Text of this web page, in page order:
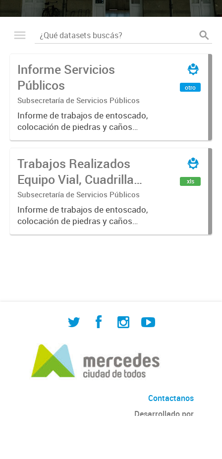
Informe Servicios
Públicos
Subsecretaría de Servicios Públicos
Informe de trabajos de entoscado,
colocación de piedras y caños
(zanjeo - cruce de calles) Informe
construcción, colocación de tapa
registro, reparación...
otro
Trabajos Realizados
Equipo Vial, Cuadrilla
Bacheo, Servicio
Eléctrico - Noviembre
2021
Subsecretaría de Servicios Públicos
Informe de trabajos de entoscado,
colocación de piedras y caños
(zanjeo - cruce de calles) Informe
xls
Contactanos
Desarrollado por